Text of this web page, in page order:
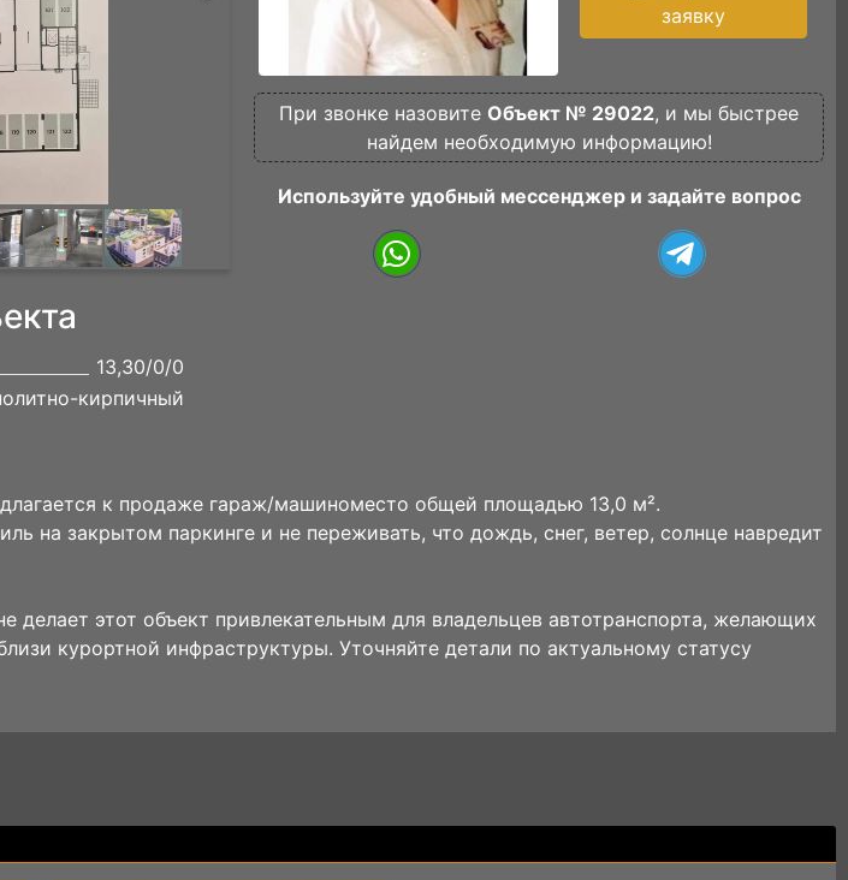
заявку
При звонке назовите Объект № 29022, и мы быстрее
найдем необходимую информацию!
Используйте удобный мессенджер и задайте вопрос
13,30/0/0
кирпичный
к продаже гараж/машиноместо общей площадью 13,0 м².
на закрытом паркинге и не переживать, что дождь, снег, ветер, солнце навредит
делает этот объект привлекательным для владельцев автотранспорта, желающих
курортной инфраструктуры. Уточняйте детали по актуальному статусу